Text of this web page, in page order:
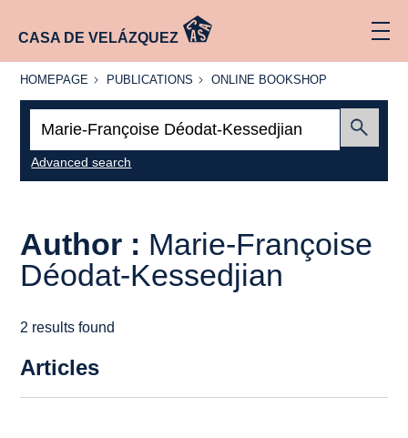
CASA DE VELÁZQUEZ
HOMEPAGE
HOMEPAGE PUBLICATIONS
PUBLICATIONS
ONLINE
ONLINE BOOKSHOP
Advanced search
Author : Marie-Françoise
Déodat-Kessedjian
2 results found
Articles